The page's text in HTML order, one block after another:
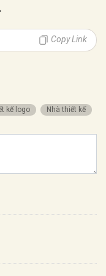
Copy Link
kế logo Nhà thiết kế